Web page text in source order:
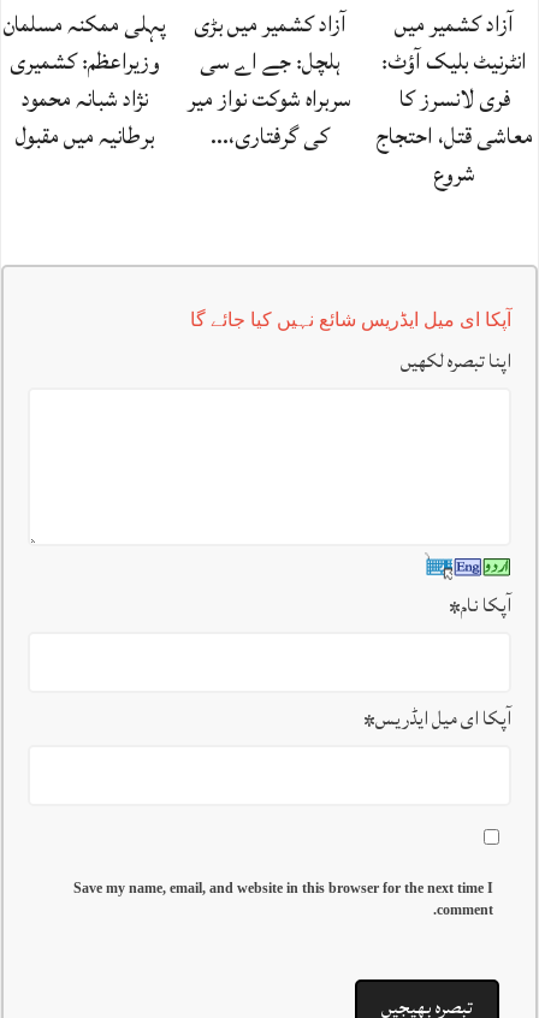
آزاد کشمیر میں
انٹرنیٹ بلیک آؤٹ:
فری لانسرز کا
معاشی قتل، احتجاج
شروع
آزاد کشمیر میں بڑی
ہلچل: جے اے سی
سربراہ شوکت نواز میر
کی گرفتاری،…
پہلی ممکنہ مسلمان
وزیراعظم: کشمیری
نژاد شبانہ محمود
برطانیہ میں مقبول
آپکا ای میل ایڈریس شائع نہیں کیا جائے گا
اپنا تبصرہ لکھیں
آپکا نام*
آپکا ای میل ایڈریس*
Save my name, email, and website in this browser for the next time I
comment.